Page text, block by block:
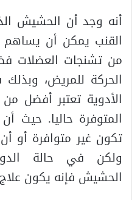
أنه وجد أن الحشيش
القنب يمكن أن
من تشنجات العضلات
الحركة للمريض،
الأدوية تعتبر أفضل
المتوفرة حاليا. حيث
تكون غير متوافرة أو
ولكن في حالة
الحشيش فإنه يكون